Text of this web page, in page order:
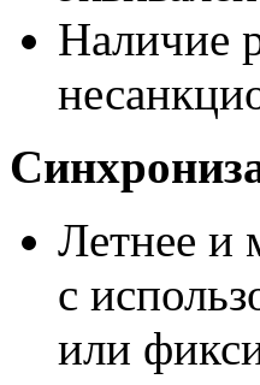
Наличие
Летнее и
с
или